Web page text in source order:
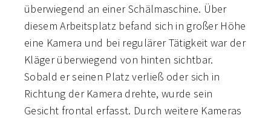
überwiegend an einer Schälmaschine. Über
diesem Arbeitsplatz befand sich in großer Höhe
eine Kamera und bei regulärer Tätigkeit war der
Kläger überwiegend von hinten sichtbar.
Sobald er seinen Platz verließ oder sich in
Richtung der Kamera drehte, wurde sein
Gesicht frontal erfasst. Durch weitere Kameras